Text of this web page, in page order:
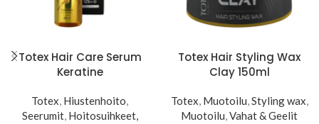
Totex Hair Care Serum
Keratine
Totex, Hiustenhoito,
Seerumit, Hoitosuihkeet,
Totex Hair Styling Wax
Clay 150ml
Totex, Muotoilu,Styling wax,
Muotoilu,Vahat & Geelit